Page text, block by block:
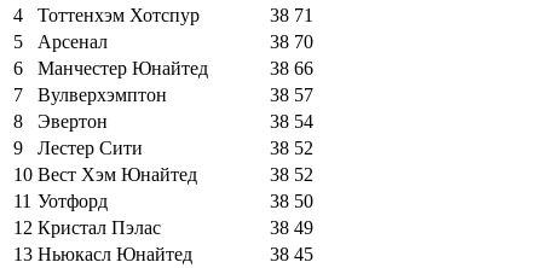
4
Тоттенхэм Хотспур 38 71
5
Арсенал 38 70
6
Манчестер Юнайтед 38 66
7
Вулверхэмптон 38 57
8
Эвертон 38 54
9
Лестер Сити 38 52
10 Вест Хэм Юнайтед 38 52
11 Уотфорд 38 50
12 Кристал Пэлас 38 49
13 Ньюкасл Юнайтед 38 45